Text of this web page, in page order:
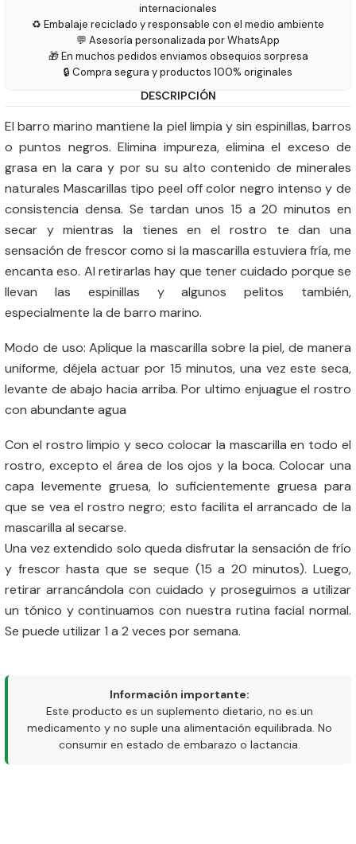
internacionales
♻️ Embalaje reciclado y responsable con el medio ambiente
💬 Asesoría personalizada por WhatsApp
🎁 En muchos pedidos enviamos obsequios sorpresa
🔒 Compra segura y productos 100% originales
DESCRIPCIÓN
El barro marino mantiene la piel limpia y sin espinillas, barros
o puntos negros. Elimina impureza, elimina el exceso de
grasa en la cara y por su su alto contenido de minerales
naturales Mascarillas tipo peel off color negro intenso y de
consistencia densa. Se tardan unos 15 a 20 minutos en
secar y mientras la tienes en el rostro te dan una
sensación de frescor como si la mascarilla estuviera fría, me
encanta eso. Al retirarlas hay que tener cuidado porque se
llevan las espinillas y algunos pelitos también,
especialmente la de barro marino.
Modo de uso: Aplique la mascarilla sobre la piel, de manera
uniforme, déjela actuar por 15 minutos, una vez este seca,
levante de abajo hacia arriba. Por ultimo enjuague el rostro
con abundante agua
Con el rostro limpio y seco colocar la mascarilla en todo el
rostro, excepto el área de los ojos y la boca. Colocar una
capa levemente gruesa, lo suficientemente gruesa para
que se vea el rostro negro; esto facilita el arrancado de la
mascarilla al secarse.
Una vez extendido solo queda disfrutar la sensación de frío
y frescor hasta que se seque (15 a 20 minutos). Luego,
retirar arrancándola con cuidado y proseguimos a utilizar
un tónico y continuamos con nuestra rutina facial normal.
Se puede utilizar 1 a 2 veces por semana.
Información importante:
Este producto es un suplemento dietario, no es un
medicamento y no suple una alimentación equilibrada. No
consumir en estado de embarazo o lactancia.